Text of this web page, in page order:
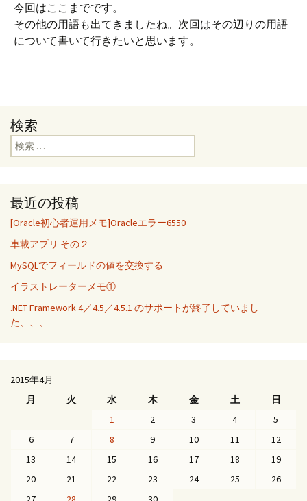
今回はここまでです。
その他の用語も出てきましたね。次回はその辺りの用語
について書いて行きたいと思います。
検索
検索:
最近の投稿
[Oracle初心者運用メモ]Oracleエラー6550
車載アプリ その２
MySQLでフィールドの値を交換する
イラストレーターメモ①
.NET Framework 4／4.5／4.5.1 のサポートが終了していまし
た、、、
2015年4月
月
火 水 木 金 土
日
1
2 3 4
5
6
7 8 9 10 11
12
13
14 15 16 17 18
19
20
21 22 23 24 25
26